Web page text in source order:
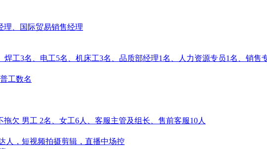
理、国际贸易销售经理
工3名、电工5名、机床工3名、品质部经理1名、人力资源专员1名、销售
工数名
欠 男工 2名、女工6人、客服主管及组长、售前客服10人
人，短视频拍摄剪辑，直播中场控